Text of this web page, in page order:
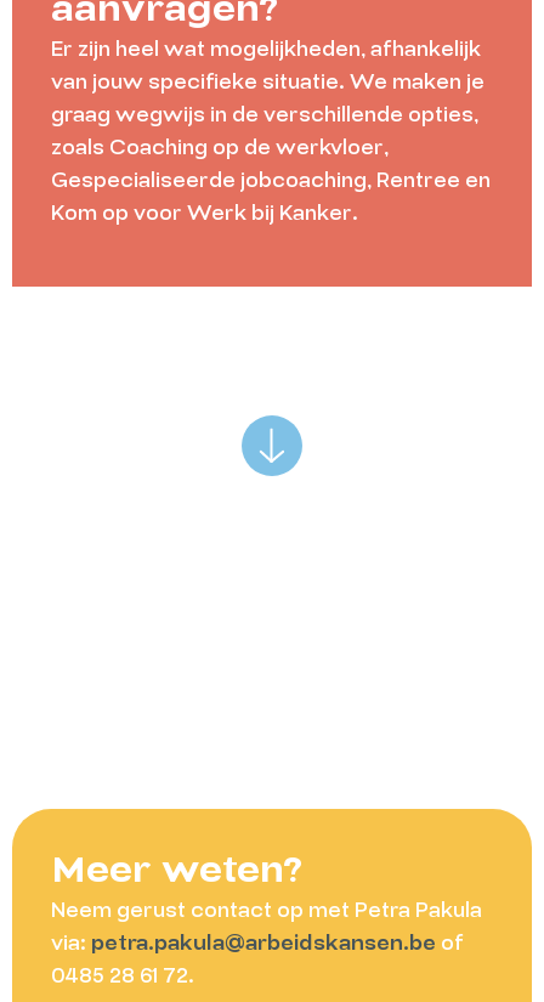
Er zijn heel wat mogelijkheden, afhankelijk
van jouw specifieke situatie. We maken je
graag wegwijs in de verschillende opties,
zoals Coaching op de werkvloer,
Gespecialiseerde jobcoaching, Rentree en
Kom op voor Werk bij Kanker.
Meer weten?
Neem gerust contact op met Petra Pakula
via: petra.pakula@arbeidskansen.be of
0485 28 61 72.